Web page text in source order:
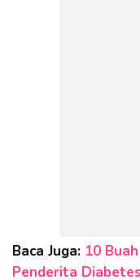
Baca Juga: 10
Penderita